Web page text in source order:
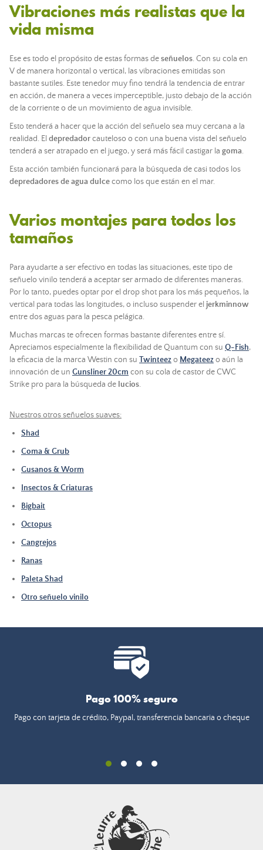
Vibraciones más realistas que la
vida misma
Ese es todo el propósito de estas formas deseñuelos. Con su cola en
V de manera horizontal o vertical, las vibraciones emitidas son
bastante sutiles. Este tenedor muy fino tendrá la tendencia de entrar
en acción, de manera a veces imperceptible, justo debajo de la acción
de la corriente o de un movimiento de agua invisible.
Esto tenderá a hacer que la acción del señuelo sea muy cercana a la
realidad. El depredadorcauteloso o con una buena vista del señuelo
tenderá a ser atrapado en el juego, y será más fácil castigar la goma.
Esta acción también funcionará para la búsqueda de casi todos los
depredadores de agua dulcecomo los que están en el mar.
Varios montajes para todos los
tamaños
Para ayudarte a ser efectivo en todas las situaciones, este tipo de
señuelo vinilo tenderá a aceptar ser armado de diferentes maneras.
Por lo tanto, puedes optar por el drop shot para los más pequeños, la
vertical para todas las longitudes, o incluso suspender el jerkminnow
entre dos aguas para la pesca pelágica.
Muchas marcas te ofrecen formas bastante diferentes entre sí.
Apreciamos especialmente la flexibilidad de Quantum con su Q-Fish,
la eficacia de la marca Westin con su Twinteezo Megateezo aún la
innovación de un Gunsliner 20cm con su cola de castor de CWC
Strike pro para la búsqueda de lucios.
Nuestros otros señuelos suaves:
Shad
Coma & Grub
Gusanos & Worm
Insectos & Criaturas
Bigbait
Octopus
Cangrejos
Ranas
Paleta Shad
Otro señuelo vinilo
Pago 100% seguro
Pago con tarjeta de crédito, Paypal, transferencia bancaria o cheque